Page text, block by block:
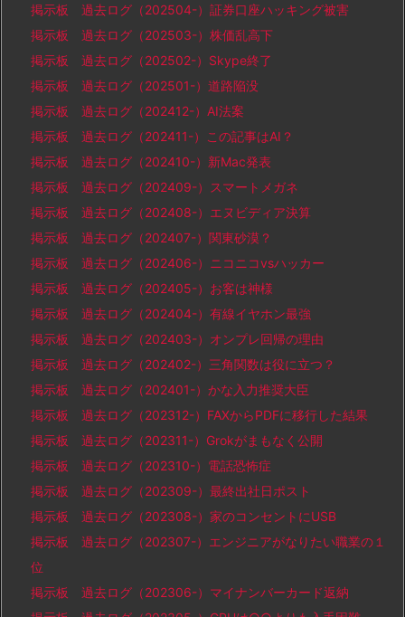
掲示板 過去ログ（202504-）証券口座ハッキング被害
掲示板 過去ログ（202503-）株価乱高下
掲示板 過去ログ（202502-）Skype終了
掲示板 過去ログ（202501-）道路陥没
掲示板 過去ログ（202412-）AI法案
掲示板 過去ログ（202411-）この記事はAI？
掲示板 過去ログ（202410-）新Mac発表
掲示板 過去ログ（202409-）スマートメガネ
掲示板 過去ログ（202408-）エヌビディア決算
掲示板 過去ログ（202407-）関東砂漠？
掲示板 過去ログ（202406-）ニコニコvsハッカー
掲示板 過去ログ（202405-）お客は神様
掲示板 過去ログ（202404-）有線イヤホン最強
掲示板 過去ログ（202403-）オンプレ回帰の理由
掲示板 過去ログ（202402-）三角関数は役に立つ？
掲示板 過去ログ（202401-）かな入力推奨大臣
掲示板 過去ログ（202312-）FAXからPDFに移行した結果
掲示板 過去ログ（202311-）Grokがまもなく公開
掲示板 過去ログ（202310-）電話恐怖症
掲示板 過去ログ（202309-）最終出社日ポスト
掲示板 過去ログ（202308-）家のコンセントにUSB
掲示板 過去ログ（202307-）エンジニアがなりたい職業の１
位
掲示板 過去ログ（202306-）マイナンバーカード返納